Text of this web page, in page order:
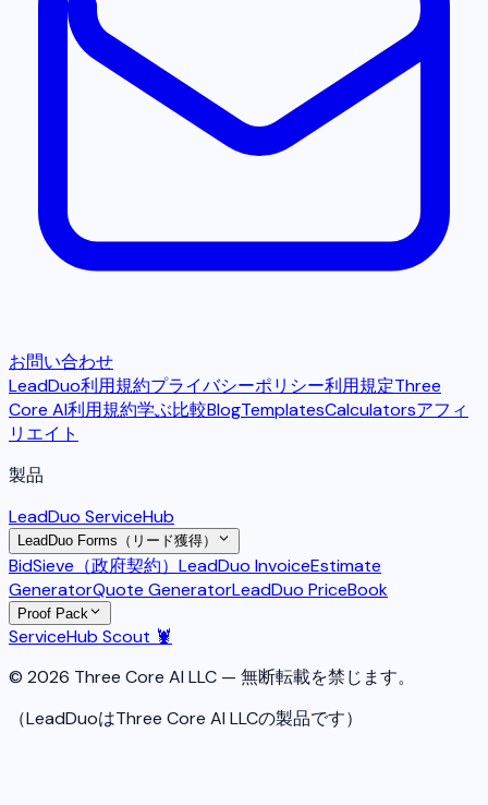
お問い合わせ
LeadDuo利用規約プライバシーポリシー利用規定Three
Core AI利用規約学ぶ比較BlogTemplatesCalculatorsアフィ
リエイト
製品
LeadDuo ServiceHub
LeadDuo Forms（リード獲得）
BidSieve（政府契約） LeadDuo InvoiceEstimate
GeneratorQuote GeneratorLeadDuo PriceBook
Proof Pack
ServiceHub Scout 🦞
© 2026 Three Core AI LLC — 無断転載を禁じます。
（LeadDuoはThree Core AI LLCの製品です）